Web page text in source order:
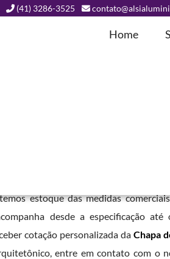
(41) 3286-3525
Home
em Icaraíma
ampla variedade de cores foscas
estoque das medidas
desde a especificação
cotação personalizada daChapa
entre em contato com o